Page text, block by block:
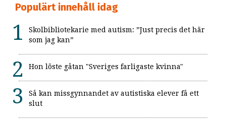
Populärt innehåll idag
Skolbibliotekarie med autism: ”Just precis det här
som jag kan”
Hon löste gåtan "Sveriges farligaste kvinna"
Så kan missgynnandet av autistiska elever få ett
slut